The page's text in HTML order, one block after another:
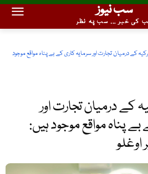
سب نیوز
کی خبر ... سب پہ نظر
کے درمیان تجارت اور سرمایہ کاری کے بے پناہ مواقع موجود
کے درمیان تجارت اور
پناہ مواقع موجود ہیں:
اوغلو